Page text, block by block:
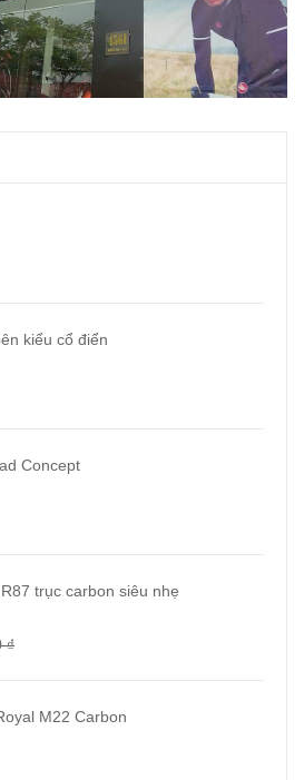
kiểu cổ điển
Concept
trục carbon siêu nhẹ
₫
M22 Carbon